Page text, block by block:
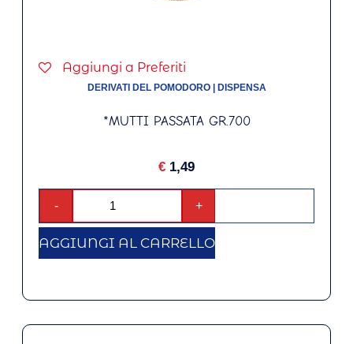
Aggiungi a Preferiti
DERIVATI DEL POMODORO| DISPENSA
*MUTTI PASSATA GR.700
€ 1,49
- +
AGGIUNGI AL CARRELLO